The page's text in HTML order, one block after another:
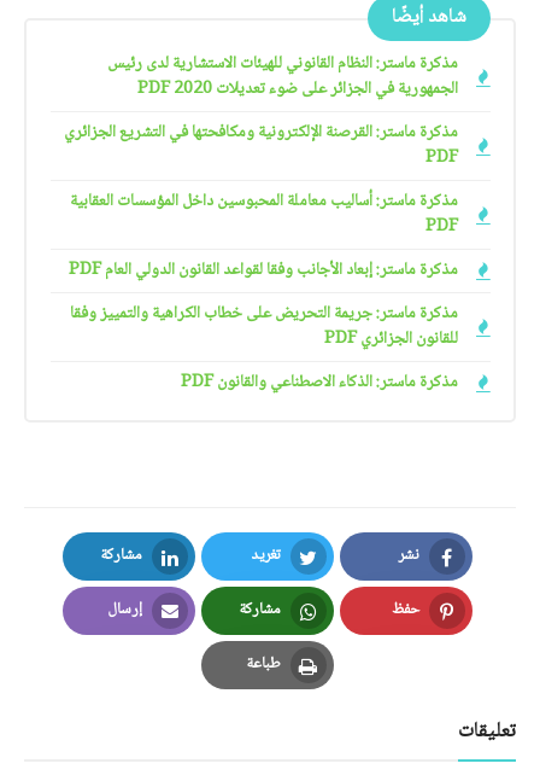
شاهد أيضًا
مذكرة ماستر: النظام القانوني للهيئات الاستشارية لدى رئيس
الجمهورية في الجزائر على ضوء تعديلات 2020 PDF
مذكرة ماستر: القرصنة الإلكترونية ومكافحتها في التشريع الجزائري
PDF
مذكرة ماستر: أساليب معاملة المحبوسين داخل المؤسسات العقابية
PDF
مذكرة ماستر: إبعاد الأجانب وفقا لقواعد القانون الدولي العام PDF
مذكرة ماستر: جريمة التحريض على خطاب الكراهية والتمييز وفقا
للقانون الجزائري PDF
مذكرة ماستر: الذكاء الاصطناعي والقانون PDF
نشر
Facebook
تغريد
Twitter
مشاركة
LinkedIn
حفظ
Pinterest
مشاركة
Whatsapp
إرسال
Email
طباعة
Print
تعليقات